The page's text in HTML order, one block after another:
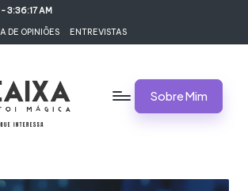
3:36:18 AM
DE OPINIÕES ENTREVISTAS
Sobre Mim